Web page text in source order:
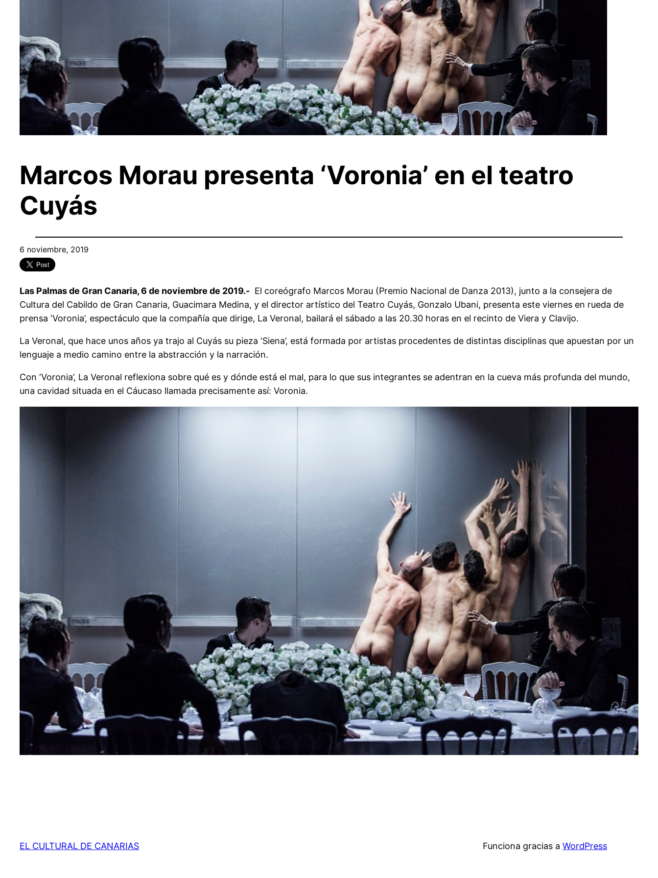
Marcos Morau presenta ‘Voronia’ en el teatro
Cuyás
6 noviembre, 2019
Las Palmas de Gran Canaria, 6 de noviembre de 2019.- El coreógrafo Marcos Morau (Premio Nacional de Danza 2013), junto a la consejera de
Cultura del Cabildo de Gran Canaria, Guacimara Medina, y el director artístico del Teatro Cuyás, Gonzalo Ubani, presenta este viernes en rueda de
prensa ‘Voronia’, espectáculo que la compañía que dirige, La Veronal, bailará el sábado a las 20.30 horas en el recinto de Viera y Clavijo.
La Veronal, que hace unos años ya trajo al Cuyás su pieza ‘Siena’, está formada por artistas procedentes de distintas disciplinas que apuestan por un
lenguaje a medio camino entre la abstracción y la narración.
Con ‘Voronia’, La Veronal reflexiona sobre qué es y dónde está el mal, para lo que sus integrantes se adentran en la cueva más profunda del mundo,
una cavidad situada en el Cáucaso llamada precisamente así: Voronia.
EL CULTURAL DE CANARIAS Funciona gracias a WordPress